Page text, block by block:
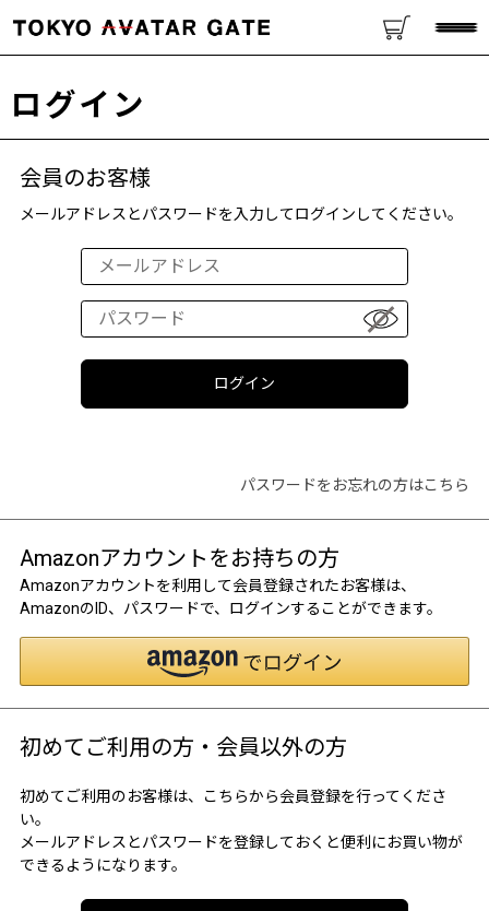
ログイン
会員のお客様
メールアドレスとパスワードを入力してログインしてください。
パスワードをお忘れの方はこちら
Amazonアカウントをお持ちの方
Amazonアカウントを利用して会員登録されたお客様は、
AmazonのID、パスワードで、ログインすることができます。
初めてご利用の方・会員以外の方
初めてご利用のお客様は、こちらから会員登録を行ってくださ
い。
メールアドレスとパスワードを登録しておくと便利にお買い物が
できるようになります。